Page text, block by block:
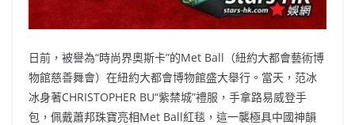
日前，被譽為“時尚界奧斯卡”的Met Ball（紐約大都會藝術博
物館慈善舞會）在紐約大都會博物館盛大舉行。當天，范冰
冰身著CHRISTOPHER BU“紫禁城”禮服，手拿路易威登手
包，佩戴蕭邦珠寶亮相Met Ball紅毯，這一襲極具中國神韻